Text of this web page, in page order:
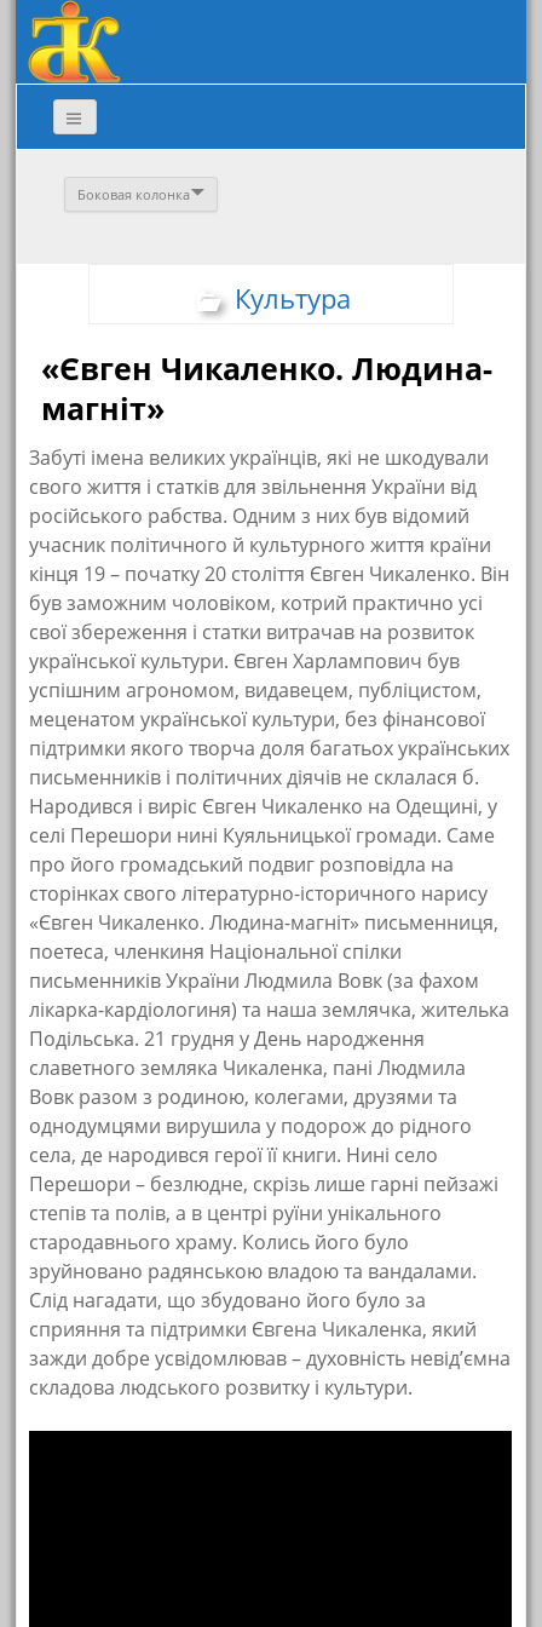
Боковая колонка
Культура
«Євген Чикаленко. Людина-
магніт»
Забуті імена великих українців, які не шкодували
свого життя і статків для звільнення України від
російського рабства. Одним з них був відомий
учасник політичного й культурного життя країни
кінця 19 – початку 20 століття Євген Чикаленко. Він
був заможним чоловіком, котрий практично усі
свої збереження і статки витрачав на розвиток
української культури. Євген Харлампович був
успішним агрономом, видавецем, публіцистом,
меценатом української культури, без фінансової
підтримки якого творча доля багатьох українських
письменників і політичних діячів не склалася б.
Народився і виріс Євген Чикаленко на Одещині, у
селі Перешори нині Куяльницької громади. Саме
про його громадський подвиг розповідла на
сторінках свого літературно-історичного нарису
«Євген Чикаленко. Людина-магніт» письменниця,
поетеса, членкиня Національної спілки
письменників України Людмила Вовк (за фахом
лікарка-кардіологиня) та наша землячка, жителька
Подільська. 21 грудня у День народження
славетного земляка Чикаленка, пані Людмила
Вовк разом з родиною, колегами, друзями та
однодумцями вирушила у подорож до рідного
села, де народився герої її книги. Нині село
Перешори – безлюдне, скрізь лише гарні пейзажі
степів та полів, а в центрі руїни унікального
стародавнього храму. Колись його було
зруйновано радянською владою та вандалами.
Слід нагадати, що збудовано його було за
сприяння та підтримки Євгена Чикаленка, який
зажди добре усвідомлював – духовність невід’ємна
складова людського розвитку і культури.